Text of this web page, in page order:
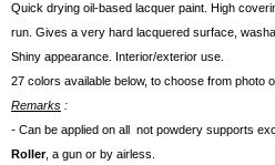
Quick drying oil-based lacquer paint. High
run. Gives a very hard lacquered surface,
Shiny appearance. Interior/exterior use.
27 colors available below, to choose from photo
Remarks :
- Can be applied on all not powdery supports
Roller, a gun or by airless.